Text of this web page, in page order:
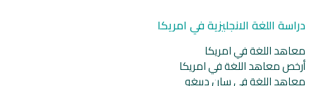
دراسة اللغة الانجليزية في امريكا
معاهد اللغة في امريكا
أرخص معاهد اللغة في امريكا
معاهد اللغة في سان دييغو